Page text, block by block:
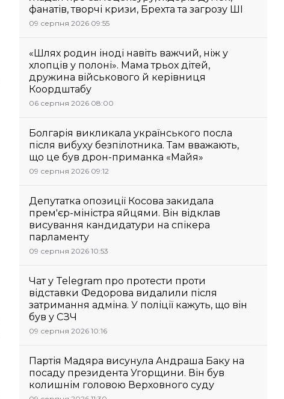
фанатів, творчі кризи, Брехта та загрозу ШІ
09 серпня 2026 09:55
«Шлях родин іноді навіть важчий, ніж у
хлопців у полоні». Мама трьох дітей,
дружина військового й керівниця
Коордштабу
06 серпня 2026 08:00
Болгарія викликала українського посла
після вибуху безпілотника. Там вважають,
що це був дрон-приманка «Майя»
09 серпня 2026 09:12
Депутатка опозиції Косова закидала
прем'єр-міністра яйцями. Він відклав
висування кандидатури на спікера
парламенту
09 серпня 2026 10:53
Чат у Telegram про протести проти
відставки Федорова видалили після
затримання адміна. У поліції кажуть, що він
був у СЗЧ
09 серпня 2026 10:16
Партія Мадяра висунула Андраша Баку на
посаду президента Угорщини. Він був
колишнім головою Верховного суду